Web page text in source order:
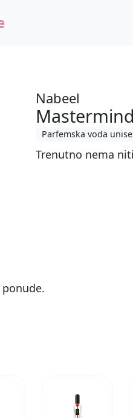
Nabeel
Parfemska voda
Trenutno nema